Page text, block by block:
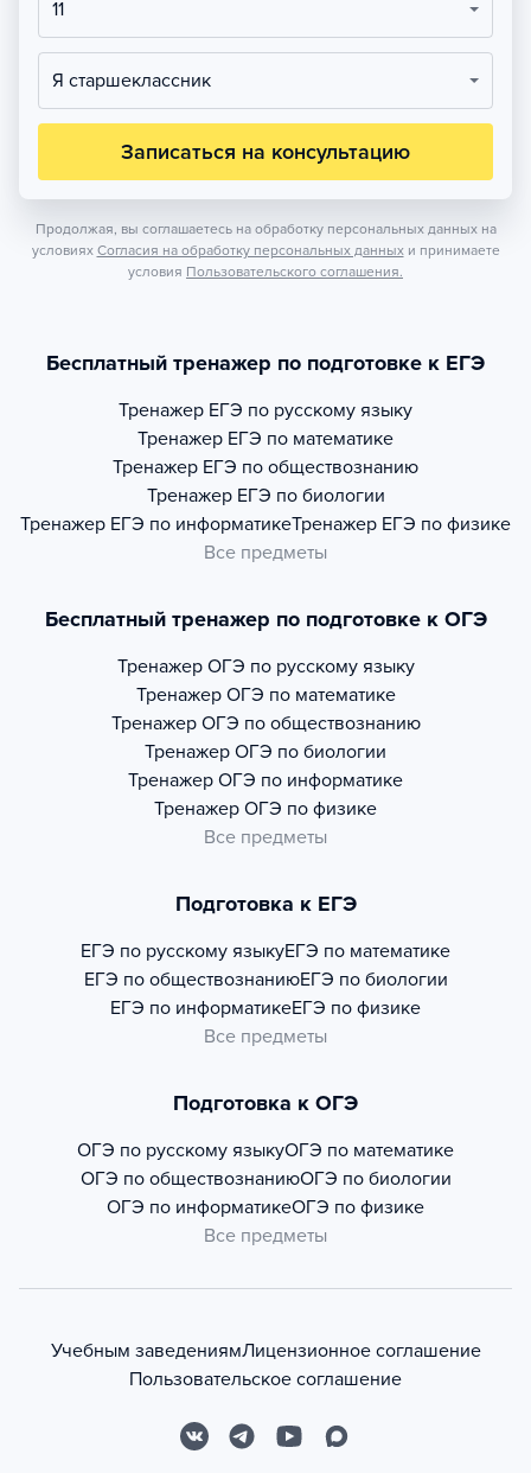
11
Я старшеклассник
Записаться на консультацию
Продолжая, вы соглашаетесь на обработку персональных данных на
условиях Согласия на обработку персональных данных и принимаете
условия Пользовательского соглашения.
Бесплатный тренажер по подготовке к ЕГЭ
Тренажер ЕГЭ по русскому языку
Тренажер ЕГЭ по математике
Тренажер ЕГЭ по обществознанию
Тренажер ЕГЭ по биологии
Тренажер ЕГЭ по информатикеТренажер ЕГЭ по физике
Все предметы
Бесплатный тренажер по подготовке к ОГЭ
Тренажер ОГЭ по русскому языку
Тренажер ОГЭ по математике
Тренажер ОГЭ по обществознанию
Тренажер ОГЭ по биологии
Тренажер ОГЭ по информатике
Тренажер ОГЭ по физике
Все предметы
Подготовка к ЕГЭ
ЕГЭ по русскому языкуЕГЭ по математике
ЕГЭ по обществознаниюЕГЭ по биологии
ЕГЭ по информатикеЕГЭ по физике
Все предметы
Подготовка к ОГЭ
ОГЭ по русскому языкуОГЭ по математике
ОГЭ по обществознаниюОГЭ по биологии
ОГЭ по информатикеОГЭ по физике
Все предметы
Учебным заведениямЛицензионное соглашение
Пользовательское соглашение